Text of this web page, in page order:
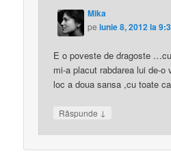
Mika
peiunie 8, 2012 la
E o poveste de dragoste
mi-a placut rabdarea lui de-o
loc a doua sansa ,cu toate
Răspunde ↓